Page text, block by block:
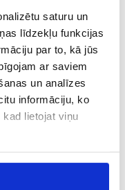
saturu un
līdzekļu funkcijas
par to, kā jūs
ar saviem
un analīzes
informāciju, ko
lietojat viņu
no 30 €
,Aktīvajiem